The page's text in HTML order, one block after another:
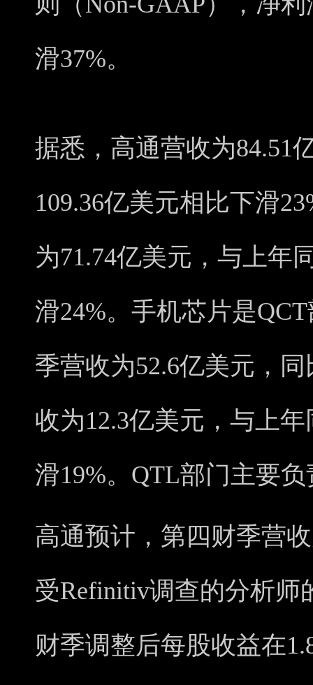
滑37%。
据悉，高通营收为84.51
109.36亿美元相比下滑
为71.74亿美元，与上年
滑24%。手机芯片是
季营收为52.6亿美元，
收为12.3亿美元，与上
滑19%。QTL部门主要
高通预计，第四财季营
受Refinitiv调查的分析师
财季调整后每股收益在